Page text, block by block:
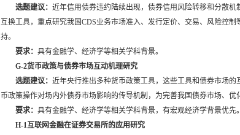
选题建议：近年信用债券违约陆续出现，债券信用风险转移和分散
互换工具，重点研究我国CDS业务市场准入、发行定价、交易、风险控
持。
要求：具有金融学、经济学等相关学科背景。
G-2货币政策与债券市场互动机理研究
选题建议：近年央行推出多种货币政策工具，这些工具和债券市场
币政策操作对场内外债券市场影响的传导机制，为完善我国债券市场、优
要求：具有金融学、经济学等相关学科背景，有宏观经济学背景优先。
H-1互联网金融在证券交易所的应用研究